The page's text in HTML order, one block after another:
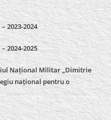
2023-2024
–2024-2025
Național Militar „Dimitrie
național pentru o